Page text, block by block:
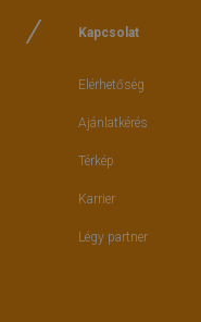
Kapcsolat
Elérhetőség
Ajánlatkérés
Térkép
Karrier
Légy partner